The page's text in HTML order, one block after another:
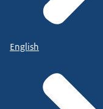
English